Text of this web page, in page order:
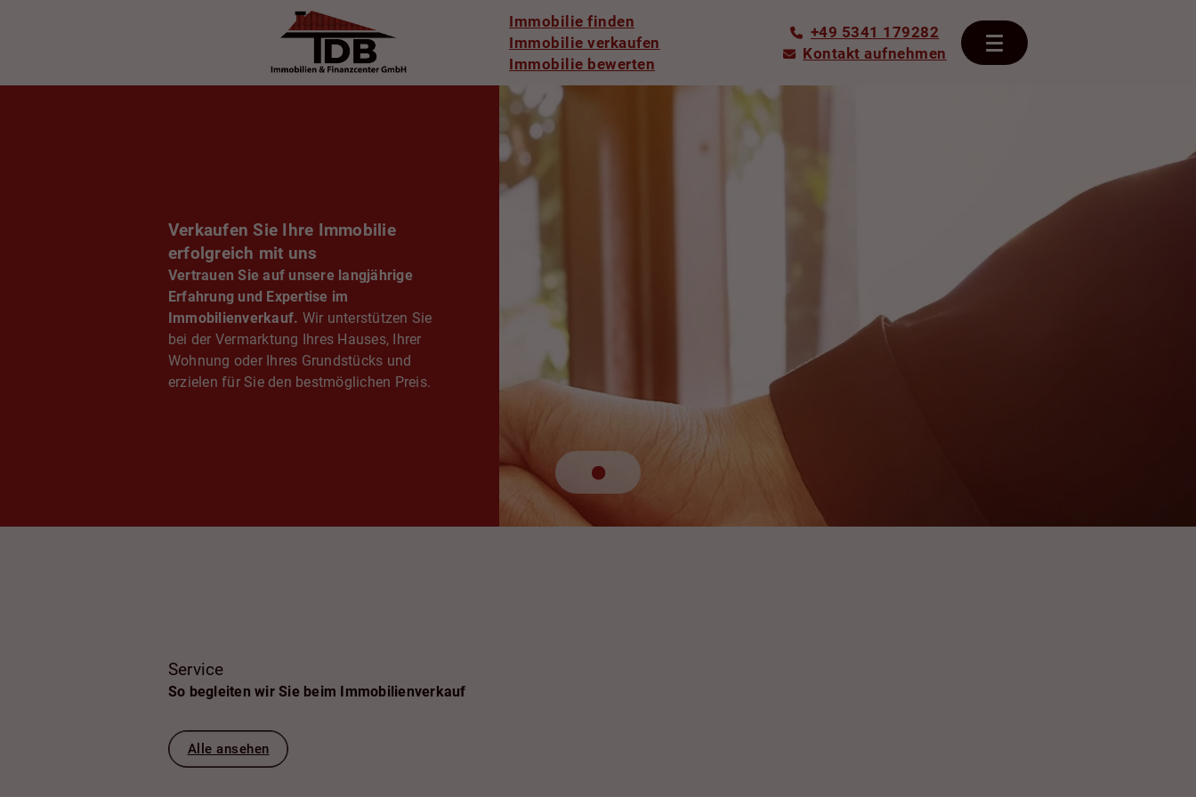
Immobilie finden
Immobilie verkaufen
Immobilie bewerten
+49 5341 179282
Kontakt aufnehmen
Verkaufen Sie Ihre Immobilie
erfolgreich mit uns
Vertrauen Sie auf unsere langjährige
Erfahrung und Expertise im
Immobilienverkauf. Wir unterstützen Sie
bei der Vermarktung Ihres Hauses, Ihrer
Wohnung oder Ihres Grundstücks und
erzielen für Sie den bestmöglichen Preis.
Service
So begleiten wir Sie beim Immobilienverkauf
Alle ansehen